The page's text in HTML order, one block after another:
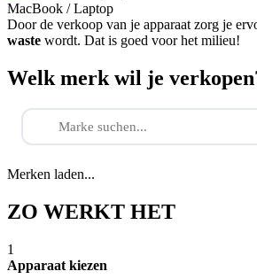
MacBook / Laptop
Door de verkoop van je apparaat zorg je
waste wordt. Dat is goed voor het milieu!
Welk merk wil je
Merken laden...
ZO WERKT HET
1
Apparaat kiezen